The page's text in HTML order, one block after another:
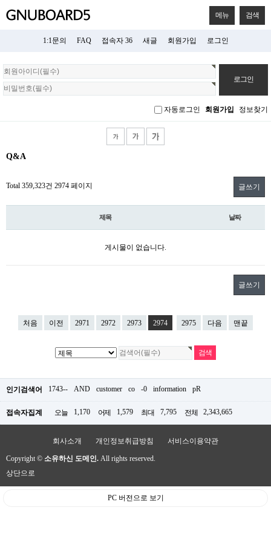
메뉴 검색
1:1문의 FAQ 접속자 36 새글 회원가입 로그인
회
원
로
자동로그인 회원가입 정보찾기
Q&A
Total 359,323건 2974 페이지 글쓰기
제목 날짜
게시물이 없습니다.
글쓰기
처음 이전 2971 2972 2973 2974 2975 다음 맨끝
인기검색어 1743-- AND customer co -0 information pR
접속자집계 오늘 1,170 어제 1,579 최대 7,795 전체 2,343,665
회사소개 개인정보취급방침 서비스이용약관
Copyright © 소유하신 도메인. All rights reserved.
상단으로
PC 버전으로 보기